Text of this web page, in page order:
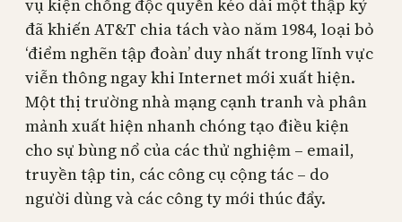
vụ kiện chống độc quyền kéo dài một thập kỷ
đã khiến AT&T chia tách vào năm 1984, loại bỏ
‘điểm nghẽn tập đoàn’ duy nhất trong lĩnh vực
viễn thông ngay khi Internet mới xuất hiện.
Một thị trường nhà mạng cạnh tranh và phân
mảnh xuất hiện nhanh chóng tạo điều kiện
cho sự bùng nổ của các thử nghiệm – email,
truyền tập tin, các công cụ cộng tác – do
người dùng và các công ty mới thúc đẩy.